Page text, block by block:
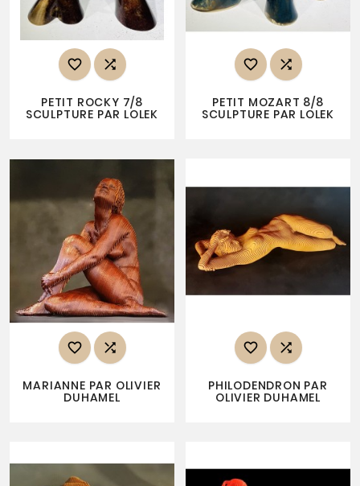
 
PETIT ROCKY 7/8
SCULPTURE PAR LOLEK
 
PETIT MOZART 8/8
SCULPTURE PAR LOLEK
 
MARIANNE PAR OLIVIER
DUHAMEL
 
PHILODENDRON PAR
OLIVIER DUHAMEL